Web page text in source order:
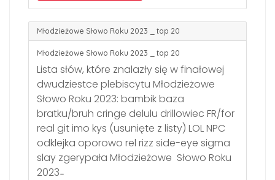
Młodzieżowe Słowo Roku 2023 _ top 20
Młodzieżowe Słowo Roku 2023 _ top 20
Lista słów, które znalazły się w finałowej
dwudziestce plebiscytu Młodzieżowe
Słowo Roku 2023: bambik baza
bratku/bruh cringe delulu drillowiec FR/for
real git imo kys (usunięte z listy) LOL NPC
odklejka oporowo rel rizz side-eye sigma
slay zgerypała Młodzieżowe Słowo Roku
2023 ̵